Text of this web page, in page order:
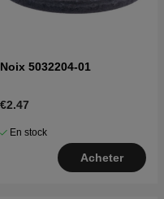
Noix 5032204-01
€2.47
En stock
Acheter